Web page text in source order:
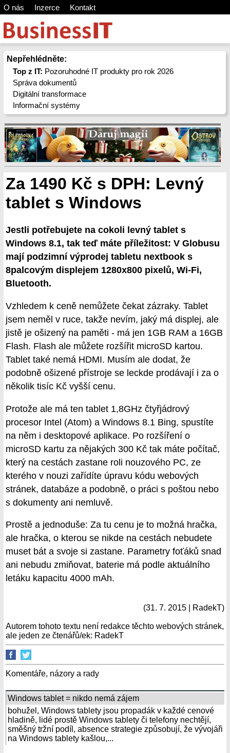
O nás Inzerce Kontakt
Nepřehlédněte:
Top z IT: Pozoruhodné IT produkty pro rok 2026
Správa dokumentů
Digitální transformace
Informační systémy
Za 1490 Kč s DPH: Levný
tablet s Windows
Jestli potřebujete na cokoli levný tablet s
Windows 8.1, tak teď máte příležitost: V Globusu
mají podzimní výprodej tabletu nextbook s
8palcovým displejem 1280x800 pixelů, Wi-Fi,
Bluetooth.
Vzhledem k ceně nemůžete čekat zázraky. Tablet
jsem neměl v ruce, takže nevím, jaký má displej, ale
jistě je ošizený na paměti - má jen 1GB RAM a 16GB
Flash. Flash ale můžete rozšířit microSD kartou.
Tablet také nemá HDMI. Musím ale dodat, že
podobně ošizené přístroje se leckde prodávají i za o
několik tisíc Kč vyšší cenu.
Protože ale má ten tablet 1,8GHz čtyřjádrový
procesor Intel (Atom) a Windows 8.1 Bing, spustíte
na něm i desktopové aplikace. Po rozšíření o
microSD kartu za nějakých 300 Kč tak máte počítač,
který na cestách zastane roli nouzového PC, ze
kterého v nouzi zařídíte úpravu kódu webových
stránek, databáze a podobně, o práci s poštou nebo
s dokumenty ani nemluvě.
Prostě a jednoduše: Za tu cenu je to možná hračka,
ale hračka, o kterou se nikde na cestách nebudete
muset bát a svoje si zastane. Parametry foťáků snad
ani nebudu zmiňovat, baterie má podle aktuálního
letáku kapacitu 4000 mAh.
(31. 7. 2015 | RadekT)
Autorem tohoto textu není redakce těchto webových stránek,
ale jeden ze čtenářů/ek: RadekT
Komentáře, názory a rady
Windows tablet = nikdo nemá zájem
bohužel, Windows tablety jsou propadák v každé cenové
hladině, lidé prostě Windows tablety či telefony nechtějí,
směšný tržní podíl, absence strategie způsobují, že vývojáři
na Windows tablety kašlou,...